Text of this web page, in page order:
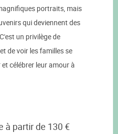
portraits, mais
qui deviennent des
un privilège de
de voir les familles se
célébrer leur amour à
à partir de 130 €